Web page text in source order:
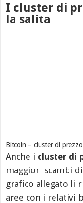
I cluster di
la salita
Bitcoin – cluster di prezzo
Anche i cluster di
maggiori scambi di
grafico allegato li
aree con i relativi